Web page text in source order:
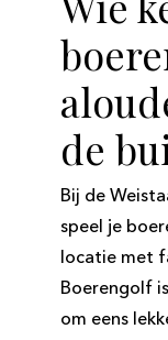
de
Bij de
speel je
locatie met
Boerengolf
om eens